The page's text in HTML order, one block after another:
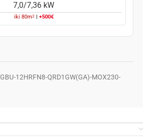
7,0/7,36 kW
iki 80m2 +500€
12HRFN8-QRD1GW(GA)-MOX230-